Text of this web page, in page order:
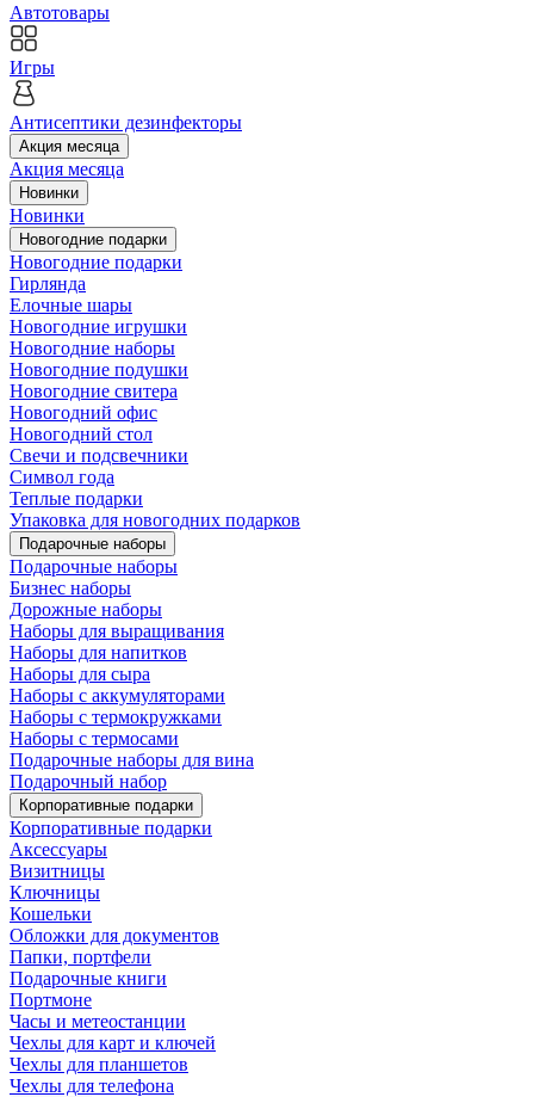
Автотовары
Игры
Антисептики дезинфекторы
Акция месяца
Акция месяца
Новинки
Новинки
Новогодние подарки
Новогодние подарки
Гирлянда
Елочные шары
Новогодние игрушки
Новогодние наборы
Новогодние подушки
Новогодние свитера
Новогодний офис
Новогодний стол
Свечи и подсвечники
Символ года
Теплые подарки
Упаковка для новогодних подарков
Подарочные наборы
Подарочные наборы
Бизнес наборы
Дорожные наборы
Наборы для выращивания
Наборы для напитков
Наборы для сыра
Наборы с аккумуляторами
Наборы с термокружками
Наборы с термосами
Подарочные наборы для вина
Подарочный набор
Корпоративные подарки
Корпоративные подарки
Аксессуары
Визитницы
Ключницы
Кошельки
Обложки для документов
Папки, портфели
Подарочные книги
Портмоне
Часы и метеостанции
Чехлы для карт и ключей
Чехлы для планшетов
Чехлы для телефона